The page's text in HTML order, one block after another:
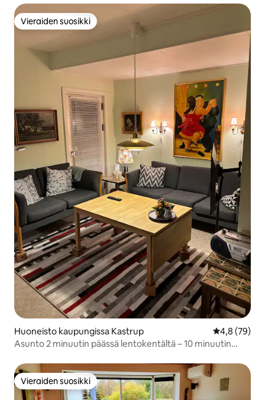
Vieraiden suosikki
Vieraiden suosikki
Huoneisto kaupungissa Kastrup
4,8 (79)
Asunto 2 minuutin päässä lentokentältä – 10 minuutin
Vieraiden suosikki
Vieraiden suosikki